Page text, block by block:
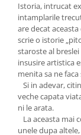
Istoria, intrucat
intamplarile
are decat
scrie o istorie
staroste al
insusire artistica
menita sa ne
Si in adevar,
veche capata
ni le arata.
La aceasta mai
unele dupa